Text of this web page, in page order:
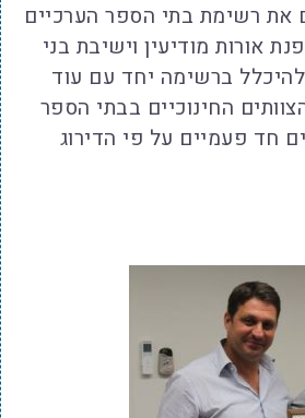
את רשימת בתי הספר הערכיים
אורות מודיעין וישיבת בני
להיכלל ברשימה יחד עם עוד
החינוכיים בבתי הספר
חד פעמיים על פי הדירוג